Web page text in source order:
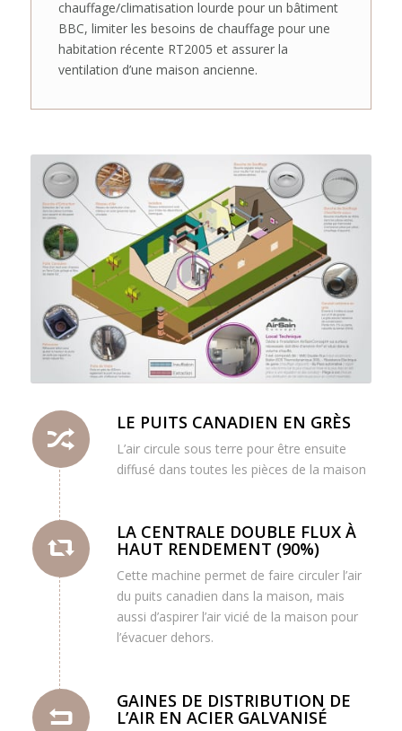
chauffage/climatisation lourde pour un bâtiment
BBC, limiter les besoins de chauffage pour une
habitation récente RT2005 et assurer la
ventilation d’une maison ancienne.
LE PUITS CANADIEN EN GRÈS
L’air circule sous terre pour être ensuite
diffusé dans toutes les pièces de la maison
LA CENTRALE DOUBLE FLUX À
HAUT RENDEMENT (90%)
Cette machine permet de faire circuler l’air
du puits canadien dans la maison, mais
aussi d’aspirer l’air vicié de la maison pour
l’évacuer dehors.
GAINES DE DISTRIBUTION DE
L’AIR EN ACIER GALVANISÉ